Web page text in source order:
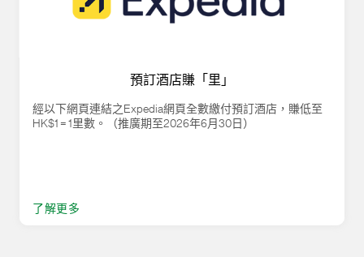
預訂酒店賺「里」
經以下網頁連結之Expedia網頁全數繳付預訂酒店，賺低至
HK$1 = 1里數。（推廣期至2026年6月30日）
了解更多